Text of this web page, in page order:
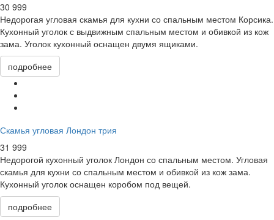
30 999
Недорогая угловая скамья для кухни со спальным местом Корсика.
Кухонный уголок с выдвижным спальным местом и обивкой из кож
зама. Уголок кухонный оснащен двумя ящиками.
подробнее
Скамья угловая Лондон трия
31 999
Недорогой кухонный уголок Лондон со спальным местом. Угловая
скамья для кухни со спальным местом и обивкой из кож зама.
Кухонный уголок оснащен коробом под вещей.
подробнее